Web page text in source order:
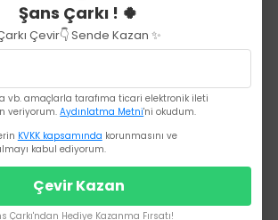
Şans Çarkı ! 🍀
Çevir👇 Sende Kazan ✨
vb. amaçlarla tarafıma ticari elektronik ileti
veriyorum.Aydınlatma Metni'ni okudum.
KVKK kapsamında korunmasını ve
kabul ediyorum.
Çevir Kazan
Çarkı'ndan Hediye Kazanma Fırsatı!